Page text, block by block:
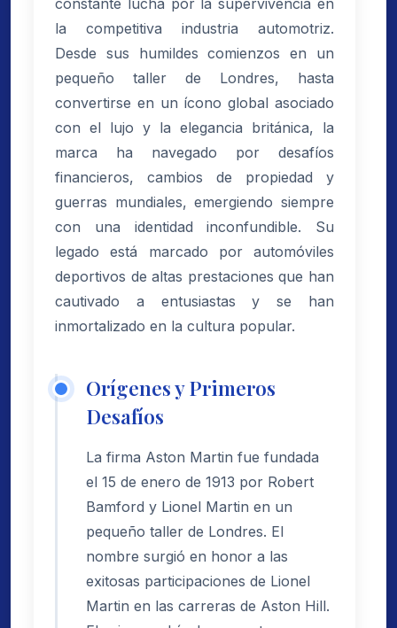
constante lucha por la supervivencia en
la competitiva industria automotriz.
Desde sus humildes comienzos en un
pequeño taller de Londres, hasta
convertirse en un ícono global asociado
con el lujo y la elegancia británica, la
marca ha navegado por desafíos
financieros, cambios de propiedad y
guerras mundiales, emergiendo siempre
con una identidad inconfundible. Su
legado está marcado por automóviles
deportivos de altas prestaciones que han
cautivado a entusiastas y se han
inmortalizado en la cultura popular.
Orígenes y Primeros
Desafíos
La firma Aston Martin fue fundada
el 15 de enero de 1913 por Robert
Bamford y Lionel Martin en un
pequeño taller de Londres. El
nombre surgió en honor a las
exitosas participaciones de Lionel
Martin en las carreras de Aston Hill.